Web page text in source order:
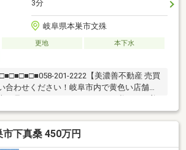
3分
岐阜県本巣市文殊
更地
本下水
201-2222【美濃善不動産 売買
合わせください！岐阜市内で黄色い店舗・
を知っている岐阜の不動産エキスパート！
も建築も不動産のことならお任せ下さい。
以上！
下真桑 450万円